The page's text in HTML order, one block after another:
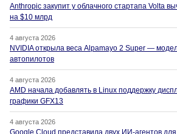
Anthropic закупит у облачного стартапа Volta
на $10 млрд
4 августа 2026
NVIDIA открыла веса Alpamayo 2 Super —
автопилотов
4 августа 2026
AMD начала добавлять в Linux поддержку
графики GFX13
4 августа 2026
Google Cloud представила двух ИИ-агентов